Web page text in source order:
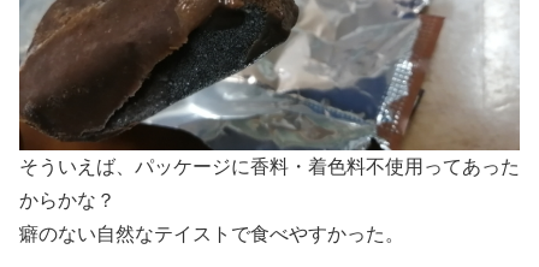
そういえば、パッケージに香料・着色料不使用ってあった
からかな？
癖のない自然なテイストで食べやすかった。